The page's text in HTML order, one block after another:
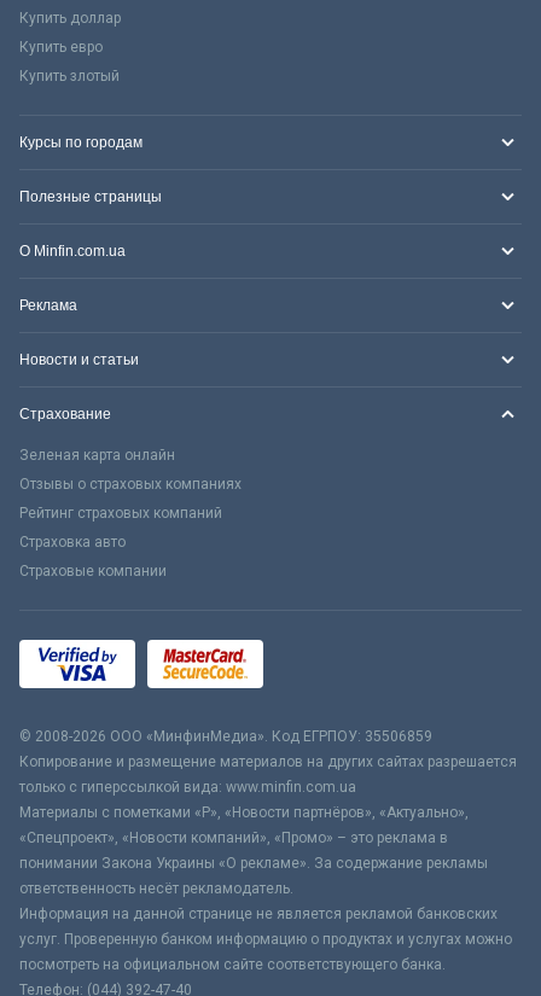
Купить доллар
Купить евро
Купить злотый
Курсы по городам
Полезные страницы
О Minfin.com.ua
Реклама
Новости и статьи
Страхование
Зеленая карта онлайн
Отзывы о страховых компаниях
Рейтинг страховых компаний
Страховка авто
Страховые компании
© 2008-2026 ООО «МинфинМедиа». Код ЕГРПОУ: 35506859
Копирование и размещение материалов на других сайтах разрешается
только с гиперссылкой вида: www.minfin.com.ua
Материалы с пометками «Р», «Новости партнёров», «Актуально»,
«Спецпроект», «Новости компаний», «Промо» – это реклама в
понимании Закона Украины «О рекламе». За содержание рекламы
ответственность несёт рекламодатель.
Информация на данной странице не является рекламой банковских
услуг. Проверенную банком информацию о продуктах и услугах можно
посмотреть на официальном сайте соответствующего банка.
Телефон: (044) 392-47-40